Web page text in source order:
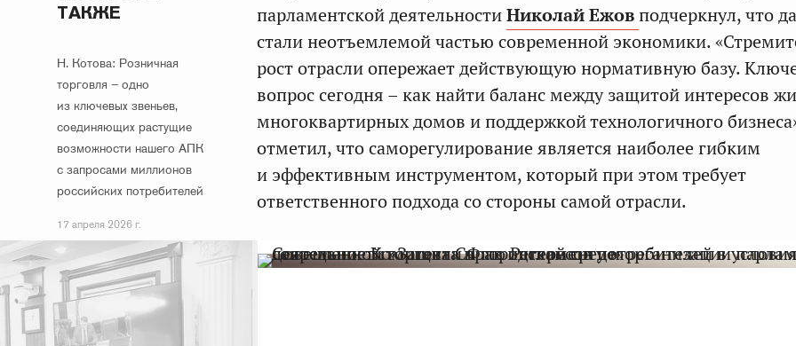
ТАКЖЕ
Н. Котова: Розничная
торговля – одно
из ключевых звеньев,
соединяющих растущие
возможности нашего АПК
с запросами миллионов
российских потребителей
17 апреля 2026 г.
парламентской деятельностиНиколай Ежовподчеркнул, что
стали неотъемлемой частью современной экономики.
рост отрасли опережает действующую нормативную базу.
вопрос сегодня – как найти баланс между защитой интересов
многоквартирных домов и поддержкой технологичного
отметил, что саморегулирование является наиболее гибким
и эффективным инструментом, который при этом требует
ответственного подхода со стороны самой отрасли.